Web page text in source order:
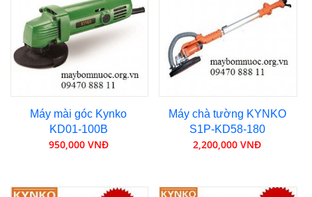
Máy mài góc Kynko
KD01-100B
950,000 VNĐ
Máy chà tường KYNKO
S1P-KD58-180
2,200,000 VNĐ